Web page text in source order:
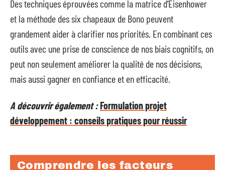
Des techniques éprouvées comme la matrice d’Eisenhower
et la méthode des six chapeaux de Bono peuvent
grandement aider à clarifier nos priorités. En combinant ces
outils avec une prise de conscience de nos biais cognitifs, on
peut non seulement améliorer la qualité de nos décisions,
mais aussi gagner en confiance et en efficacité.
A découvrir également :Formulation projet
développement : conseils pratiques pour réussir
Comprendre les facteurs